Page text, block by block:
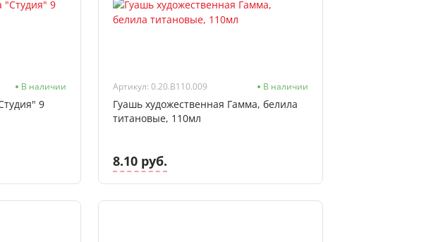
В наличии
9
Артикул: 0.20.В110.009 В наличии
Гуашь художественная Гамма, белила
титановые, 110мл
8.10 руб.